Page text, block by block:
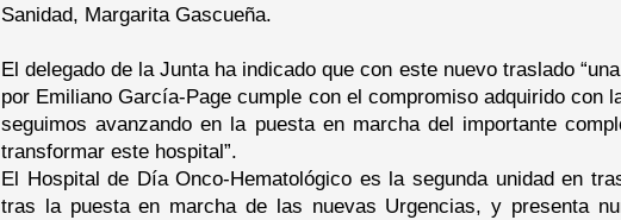
Sanidad, Margarita Gascueña.
El delegado de la Junta ha indicado que con este nuevo traslado
por Emiliano García-Page cumple con el compromiso adquirido con
seguimos avanzando en la puesta en marcha del importante
transformar este hospital”.
El Hospital de Día Onco-Hematológico es la segunda unidad en
tras la puesta en marcha de las nuevas Urgencias, y presenta